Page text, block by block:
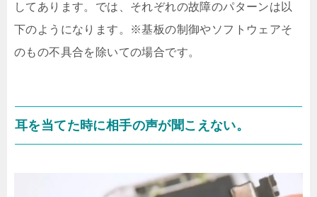
してあります。では、それぞれの故障のパターンは以
下のようになります。※基板の制御やソフトウェアそ
のもの不具合を除いての場合です。
耳を当てた時に相手の声が聞こえない。